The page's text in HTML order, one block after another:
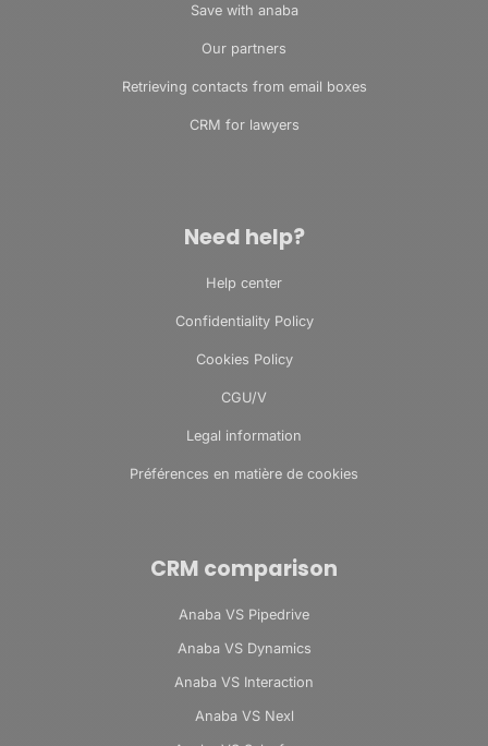
Save with anaba
Our partners
Retrieving contacts from email boxes
CRM for lawyers
Need help?
Help center
Confidentiality Policy
Cookies Policy
CGU/V
Legal information
Préférences en matière de cookies
CRM comparison
Anaba VS Pipedrive
Anaba VS Dynamics
Anaba VS Interaction
Anaba VS Nexl